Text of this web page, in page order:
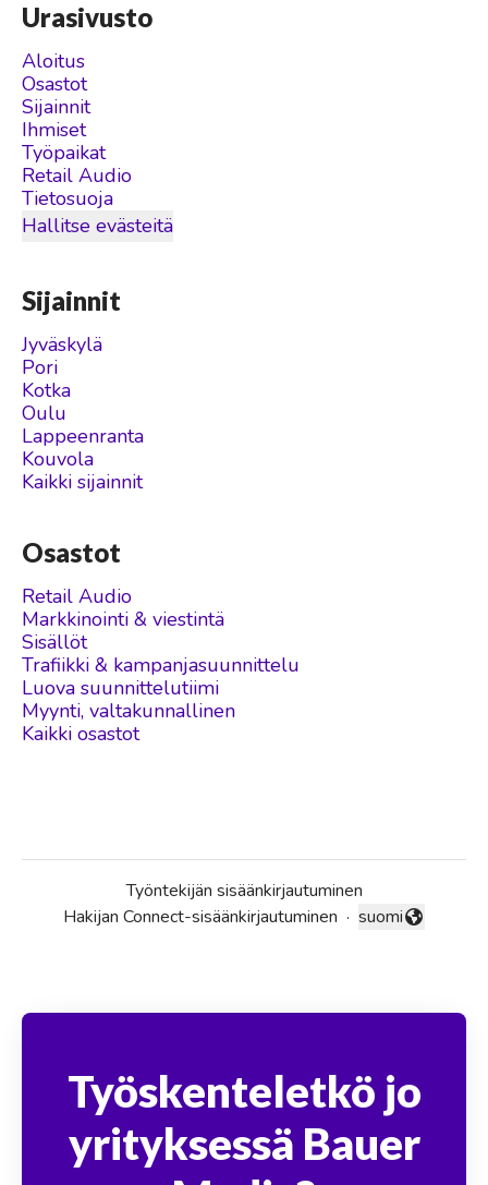
Urasivusto
Aloitus
Osastot
Sijainnit
Ihmiset
Työpaikat
Retail Audio
Tietosuoja
Hallitse evästeitä
Sijainnit
Jyväskylä
Pori
Kotka
Oulu
Lappeenranta
Kouvola
Kaikki sijainnit
Osastot
Retail Audio
Markkinointi & viestintä
Sisällöt
Trafiikki & kampanjasuunnittelu
Luova suunnittelutiimi
Myynti, valtakunnallinen
Kaikki osastot
Työntekijän sisäänkirjautuminen
Hakijan Connect-sisäänkirjautuminen · Vaihda kieli
suomi
Työskenteletkö jo
yrityksessä Bauer